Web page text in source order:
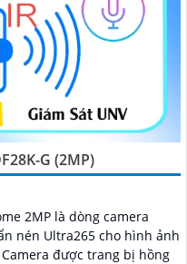
G (2MP)
2MP là dòng camera
nén Ultra265 cho hình ảnh